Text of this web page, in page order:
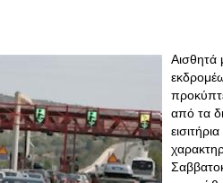
Αισθητά
από τα